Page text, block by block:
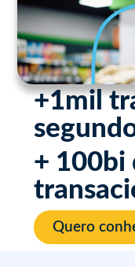
+1mil
+ 100bi
Quero